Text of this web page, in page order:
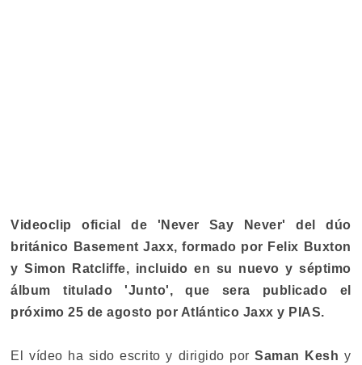
Videoclip oficial de 'Never Say Never' del dúo
británico Basement Jaxx, formado por Felix Buxton
y Simon Ratcliffe, incluido en su nuevo y séptimo
álbum titulado 'Junto', que sera publicado el
próximo 25 de agosto por Atlántico Jaxx y PIAS.
El vídeo ha sido escrito y dirigido porSaman Kesh y